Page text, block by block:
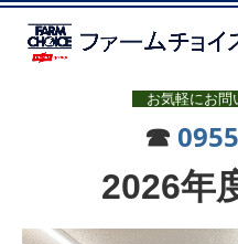
お気軽にお問
☎
2026年